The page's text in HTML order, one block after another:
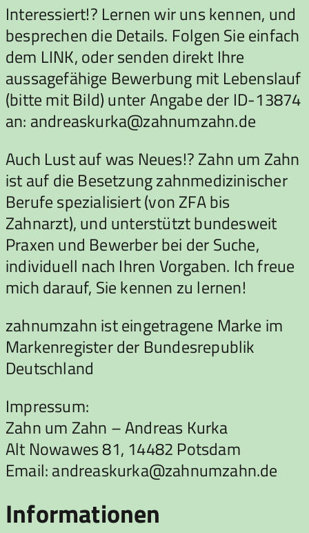
Interessiert!? Lernen wir uns kennen, und
besprechen die Details. Folgen Sie einfach
dem LINK, oder senden direkt Ihre
aussagefähige Bewerbung mit Lebenslauf
(bitte mit Bild) unter Angabe der ID-13874
an: andreaskurka@zahnumzahn.de
Auch Lust auf was Neues!? Zahn um Zahn
ist auf die Besetzung zahnmedizinischer
Berufe spezialisiert (von ZFA bis
Zahnarzt), und unterstützt bundesweit
Praxen und Bewerber bei der Suche,
individuell nach Ihren Vorgaben. Ich freue
mich darauf, Sie kennen zu lernen!
zahnumzahn ist eingetragene Marke im
Markenregister der Bundesrepublik
Deutschland
Impressum:
Zahn um Zahn – Andreas Kurka
Alt Nowawes 81, 14482 Potsdam
Email: andreaskurka@zahnumzahn.de
Informationen